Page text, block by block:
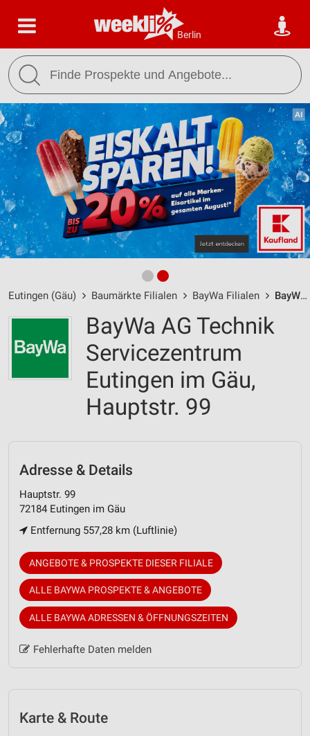
Berlin
Eutingen (Gäu) Baumärkte Filialen BayWa Filialen BayWa AG Technik Servicezentrum Eutingen im Gäu / Hauptstr. 99 - Öffnungszeiten & Adresse
BayWa AG Technik
Servicezentrum
Eutingen im Gäu,
Hauptstr. 99
Adresse & Details
Hauptstr. 99
72184 Eutingen im Gäu
Entfernung 557,28 km (Luftlinie)
ANGEBOTE & PROSPEKTE DIESER FILIALE
ALLE BAYWA PROSPEKTE & ANGEBOTE
ALLE BAYWA ADRESSEN & ÖFFNUNGSZEITEN
Fehlerhafte Daten melden
Karte & Route